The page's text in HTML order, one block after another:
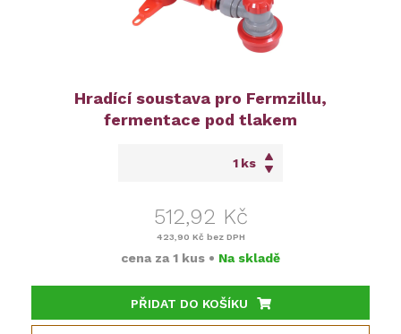
Hradící soustava pro Fermzillu,
fermentace pod tlakem
ks
512,92 Kč
423,90 Kč bez DPH
cena za 1 kus • Na skladě
PŘIDAT DO KOŠÍKU